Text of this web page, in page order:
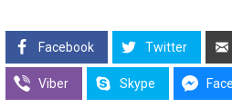
Facebook Twitter
Viber Skype